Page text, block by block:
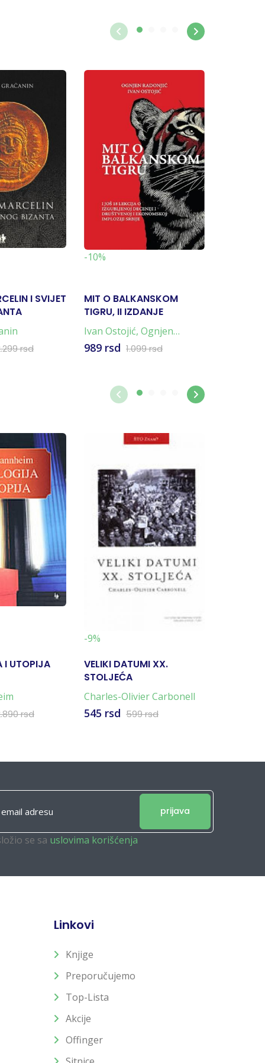
I SVIJET
rsd
-10%
MIT O BALKANSKOM
TIGRU, II IZDANJE
Ivan Ostojić, Ognjen
Radonjić
989 rsd 1.099 rsd
I UTOPIJA
rsd
-9%
VELIKI DATUMI XX.
STOLJEĆA
Charles-Olivier Carbonell
545 rsd 599 rsd
prijava
se sa uslovima korišćenja
Linkovi
Knjige
Preporučujemo
Top-Lista
Akcije
Offinger